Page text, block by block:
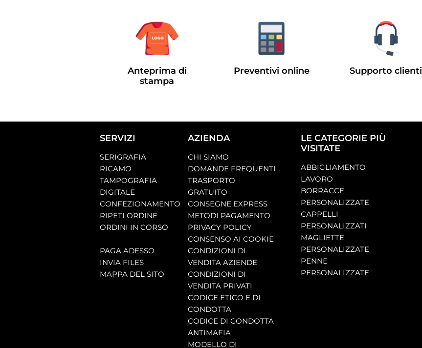
Anteprima di
stampa
Preventivi online Supporto clienti
SERVIZI
SERIGRAFIA
RICAMO
TAMPOGRAFIA
DIGITALE
CONFEZIONAMENTO
RIPETI ORDINE
ORDINI IN CORSO
PAGA ADESSO
INVIA FILES
MAPPA DEL SITO
AZIENDA
CHI SIAMO
DOMANDE FREQUENTI
TRASPORTO
GRATUITO
CONSEGNE EXPRESS
METODI PAGAMENTO
PRIVACY POLICY
CONSENSO AI COOKIE
CONDIZIONI DI
VENDITA AZIENDE
CONDIZIONI DI
VENDITA PRIVATI
CODICE ETICO E DI
CONDOTTA
CODICE DI CONDOTTA
ANTIMAFIA
MODELLO DI
LE CATEGORIE PIÙ
VISITATE
ABBIGLIAMENTO
LAVORO
BORRACCE
PERSONALIZZATE
CAPPELLI
PERSONALIZZATI
MAGLIETTE
PERSONALIZZATE
PENNE
PERSONALIZZATE